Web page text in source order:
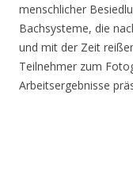
menschlicher
Bachsysteme, die
und mit der Zeit
Teilnehmer zum
Arbeitsergebnisse